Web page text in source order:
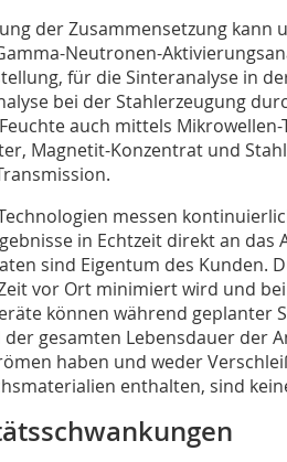
der Zusammensetzung
Neutronen-
für die Sinteranalyse in
bei der Stahlerzeugung
auch mittels
Magnetit-Konzentrat und
messen
in Echtzeit direkt an das
sind Eigentum des Kunden.
vor Ort minimiert wird und
können während geplanter
gesamten Lebensdauer der
haben und weder
enthalten, sind